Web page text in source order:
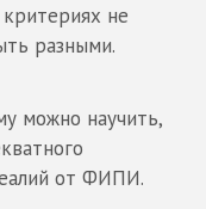
не
разными.
можно научить,
от ФИПИ.